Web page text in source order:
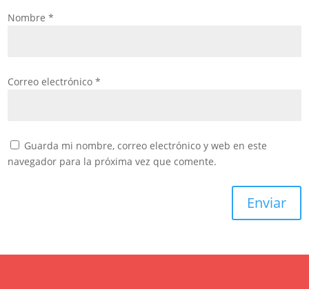
Nombre*
Correo electrónico*
Guarda mi nombre, correo electrónico y web en este
navegador para la próxima vez que comente.
Enviar